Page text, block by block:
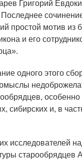
Григорий
простой мотив из
и его
одного этого
особенно
сибирских и, в
исследователей
старообрядцев